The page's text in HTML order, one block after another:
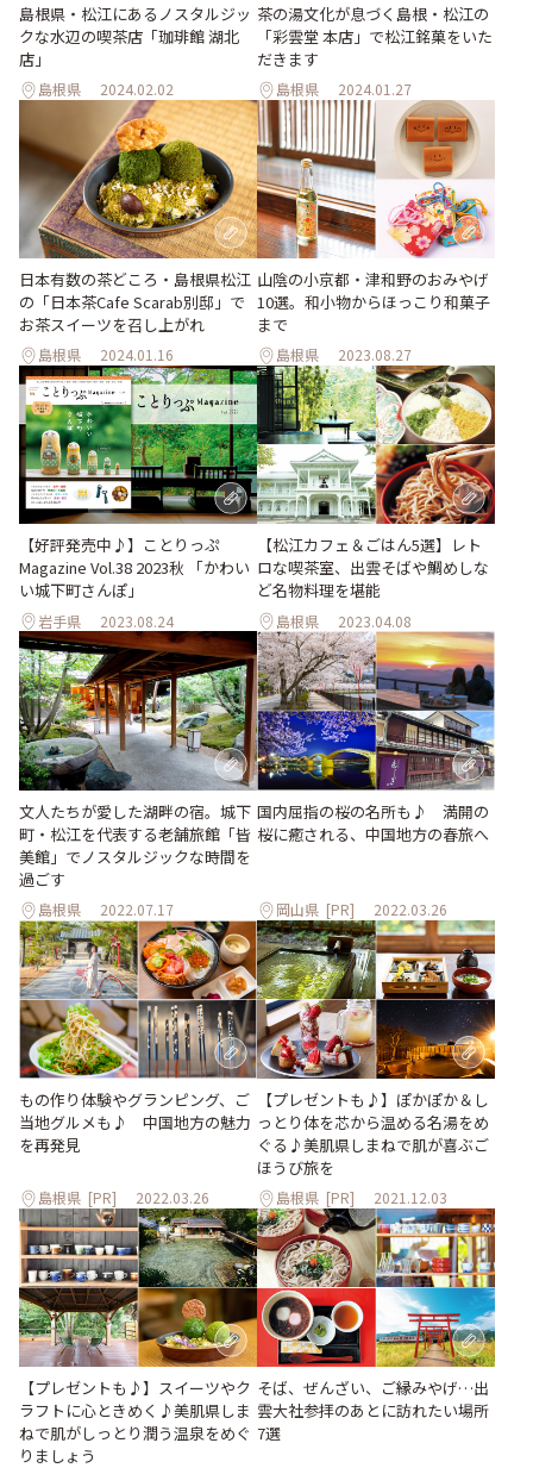
島根県・松江にあるノスタルジッ
クな水辺の喫茶店「珈琲館 湖北
店」
島根県 2024.02.02
茶の湯文化が息づく島根・松江の
「彩雲堂 本店」で松江銘菓をいた
だきます
島根県 2024.01.27
日本有数の茶どころ・島根県松江
の「日本茶Cafe Scarab別邸」で
お茶スイーツを召し上がれ
島根県 2024.01.16
山陰の小京都・津和野のおみやげ
10選。和小物からほっこり和菓子
まで
島根県 2023.08.27
【好評発売中♪】ことりっぷ
Magazine Vol.38 2023秋 「かわい
い城下町さんぽ」
岩手県 2023.08.24
【松江カフェ＆ごはん5選】レト
ロな喫茶室、出雲そばや鯛めしな
ど名物料理を堪能
島根県 2023.04.08
文人たちが愛した湖畔の宿。城下
町・松江を代表する老舗旅館「皆
美館」でノスタルジックな時間を
過ごす
島根県 2022.07.17
国内屈指の桜の名所も♪ 満開の
桜に癒される、中国地方の春旅へ
岡山県 [PR] 2022.03.26
もの作り体験やグランピング、ご
当地グルメも♪ 中国地方の魅力
を再発見
島根県 [PR] 2022.03.26
【プレゼントも♪】ぽかぽか＆し
っとり体を芯から温める名湯をめ
ぐる♪美肌県しまねで肌が喜ぶご
ほうび旅を
島根県 [PR] 2021.12.03
【プレゼントも♪】スイーツやク
ラフトに心ときめく♪美肌県しま
ねで肌がしっとり潤う温泉をめぐ
りましょう
そば、ぜんざい、ご縁みやげ…出
雲大社参拝のあとに訪れたい場所
7選